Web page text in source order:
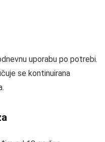
uporabu po potrebi.
se kontinuirana